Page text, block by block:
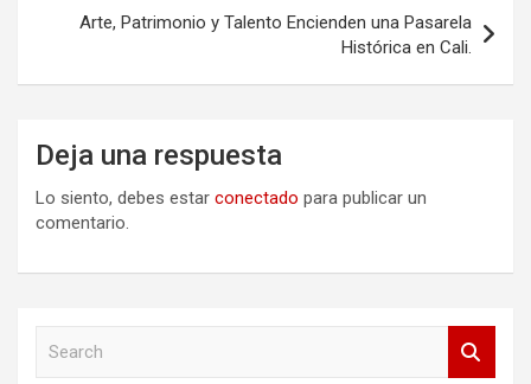
Arte, Patrimonio y Talento Encienden una Pasarela
Histórica en Cali.
Deja una respuesta
Lo siento, debes estar conectado para publicar un
comentario.